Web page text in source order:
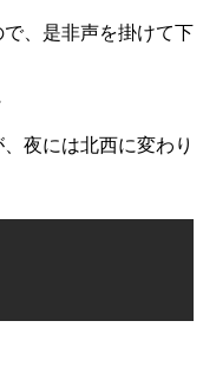
、是非声を掛けて下
夜には北西に変わり